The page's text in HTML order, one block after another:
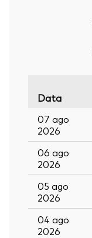
Data
07 ago
2026
06 ago
2026
05 ago
2026
04 ago
2026